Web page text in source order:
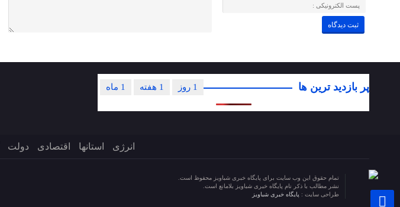
پر بازدید ترین ها 1 ماه 1 هفته 1 روز
انرژی استانها اقتصادی دولت
تمام حقوق این وب سایت برای پایگاه خبری شباویز محفوظ است.
نشر مطالب با ذکر نام پایگاه خبری شباویز بلامانع است.
طراحی سایت : پایگاه خبری شباویز